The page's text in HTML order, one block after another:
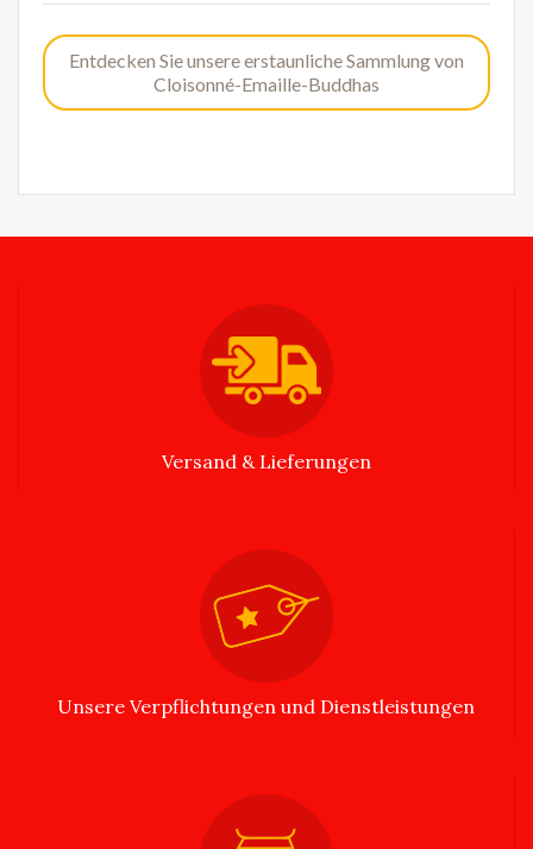
Entdecken Sie unsere erstaunliche Sammlung von
Cloisonné-Emaille-Buddhas
Versand & Lieferungen
Unsere Verpflichtungen und Dienstleistungen